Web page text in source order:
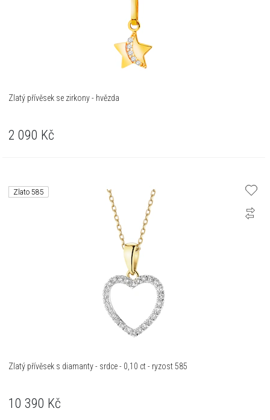
Zlatý přívěsek se zirkony - hvězda
2 090 Kč
Zlato 585
Zlatý přívěsek s diamanty - srdce - 0,10 ct - ryzost 585
10 390 Kč